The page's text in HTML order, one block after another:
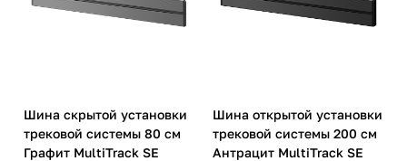
Шина скрытой установки
трековой системы 80 см
Графит MultiTrack SE
Шина открытой установки
трековой системы 200 см
Антрацит MultiTrack SE